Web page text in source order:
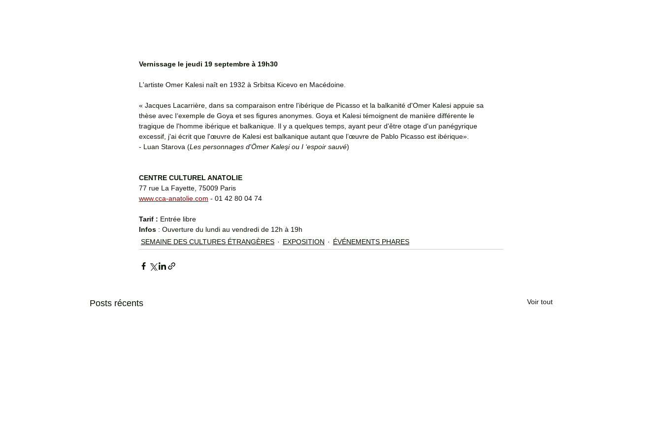
Vernissage le jeudi 19 septembre à 19h30
L'artiste Omer Kalesi naît en 1932 à Srbitsa Kicevo en Macédoine.
« Jacques Lacarrière, dans sa comparaison entre l'ibérique de Picasso et la balkanité d'Omer Kalesi appuie sa
thèse avec I‘exemple de Goya et ses figures anonymes. Goya et Kalesi témoignent de manière différente le
tragique de l'homme ibérique et balkanique. Il y a quelques temps, ayant peur d'être otage d'un panégyrique
excessif, j'ai écrit que l'œuvre de Kalesi est balkanique autant que l’œuvre de Pablo Picasso est ibérique».
- Luan Starova (Les personnages d'Ömer Kaleşi ou I ‘espoir sauvé)
CENTRE CULTUREL ANATOLIE
77 rue La Fayette, 75009 Paris
www.cca-anatolie.com - 01 42 80 04 74
Tarif : Entrée libre
Infos : Ouverture du lundi au vendredi de 12h à 19h
SEMAINE DES CULTURES ÉTRANGÈRES
EXPOSITION ÉVÉNEMENTS PHARES
Posts récents Voir tout